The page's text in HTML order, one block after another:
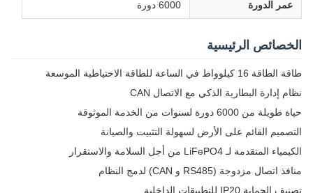
عمر الدورة 6000 دورة
الخصائص الرئيسية
طاقة الطاقة 16 كيلوواط في الساعة للطاقة الاحتياطية الموسعة
نظام إدارة البطارية الذكي مع الاتصال CAN
حياة طويلة من 6000 دورة لسنوات من الخدمة الموثوقة
التصميم القائم على الأرض لسهولة التثبيت والصيانة
الكيمياء المتقدمة لـ LiFePO4 من أجل السلامة والاستقرار
منافذ اتصال مزدوجة (RS485 و CAN) لدمج النظام
تصنيف الحماية IP20 للتطبيقات الداخلية